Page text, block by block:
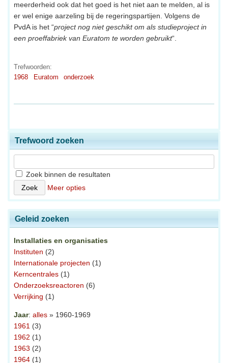
meerderheid ook dat het goed is het niet aan te melden, al is
er wel enige aarzeling bij de regeringspartijen. Volgens de
PvdA is het “project nog niet geschikt om als studieproject in
een proeffabriek van Euratom te worden gebruikt“.
Trefwoorden:
1968
Euratom onderzoek
Trefwoord zoeken
Zoek binnen de resultaten
Meer opties
Geleid zoeken
Installaties en organisaties
Instituten (2)
Internationale projecten (1)
Kerncentrales (1)
Onderzoeksreactoren (6)
Verrijking (1)
Jaar: alles » 1960-1969
1961 (3)
1962 (1)
1963 (2)
1964 (1)